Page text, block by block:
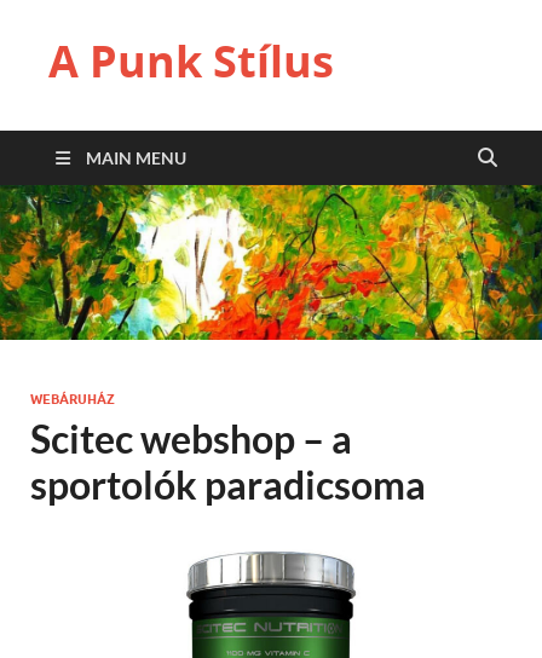
A Punk Stílus
MAIN MENU
WEBÁRUHÁZ
Scitec webshop – a
sportolók paradicsoma